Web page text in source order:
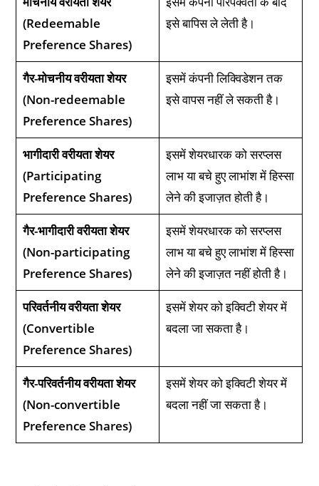
(Redeemable
Preference Shares)
इसे बापिस ले लेती है।
गैर-मोचनीय वरीयता शेयर
(Non-redeemable
Preference Shares)
इसमें कंपनी लिक्विडेशन तक
इसे वापस नहीं ले सकती है।
भागीदारी वरीयता शेयर
(Participating
Preference Shares)
इसमें शेयरधारक को सरप्लस
लाभ या बचे हुए लाभांश में हिस्सा
लेने की इजाज़त होती है।
गैर-भागीदारी वरीयता शेयर
(Non-participating
Preference Shares)
इसमें शेयरधारक को सरप्लस
लाभ या बचे हुए लाभांश में हिस्सा
लेने की इजाज़त नहीं होती है।
परिवर्तनीय वरीयता शेयर
(Convertible
Preference Shares)
इसमें शेयर को इक्विटी शेयर में
बदला जा सकता है।
गैर-परिवर्तनीय वरीयता शेयर
(Non-convertible
Preference Shares)
इसमें शेयर को इक्विटी शेयर में
बदला नहीं जा सकता है।